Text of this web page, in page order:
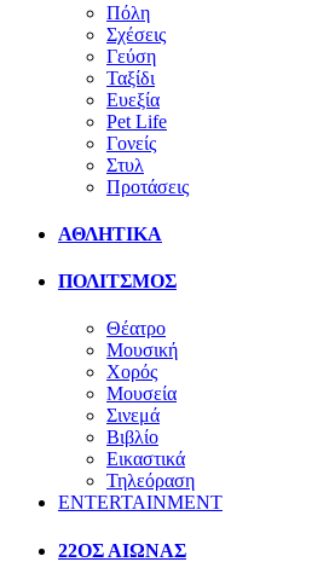
Πόλη
Σχέσεις
Γεύση
Ταξίδι
Ευεξία
Pet Life
Γονείς
Στυλ
Προτάσεις
ΑΘΛΗΤΙΚΑ
ΠΟΛΙΤΣΜΟΣ
Θέατρο
Μουσική
Χορός
Μουσεία
Σινεμά
Βιβλίο
Εικαστικά
Τηλεόραση
ENTERTAINMENT
22ΟΣ ΑΙΩΝΑΣ